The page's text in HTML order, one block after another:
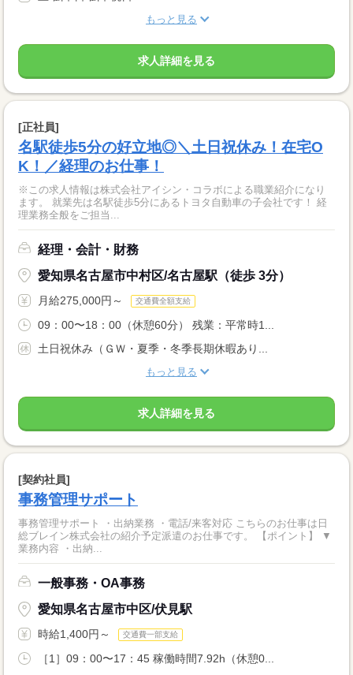
もっと見る
求人詳細を見る
[正社員]
名駅徒歩5分の好立地◎＼土日祝休み！在宅O
K！／経理のお仕事！
※この求人情報は株式会社アイシン・コラボによる職業紹介になり
ます。 就業先は名駅徒歩5分にあるトヨタ自動車の子会社です！ 経
理業務全般をご担当...
経理・会計・財務
愛知県名古屋市中村区/名古屋駅（徒歩 3分）
月給275,000円～ 交通費全額支給
09：00〜18：00（休憩60分） 残業：平常時1...
土日祝休み（ＧＷ・夏季・冬季長期休暇あり...
もっと見る
求人詳細を見る
[契約社員]
事務管理サポート
事務管理サポート ・出納業務 ・電話/来客対応 こちらのお仕事は日
総ブレイン株式会社の紹介予定派遣のお仕事です。 【ポイント】 ▼
業務内容 ・出納...
一般事務・OA事務
愛知県名古屋市中区/伏見駅
時給1,400円～ 交通費一部支給
［1］09：00〜17：45 稼働時間7.92h（休憩0...